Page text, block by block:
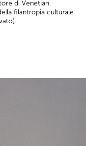
di Venetian
filantropia culturale